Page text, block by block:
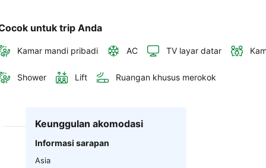
untuk trip Anda
Kamar mandi pribadi AC TV layar datar
Shower Lift Ruangan khusus merokok
Keunggulan akomodasi
Informasi sarapan
Asia